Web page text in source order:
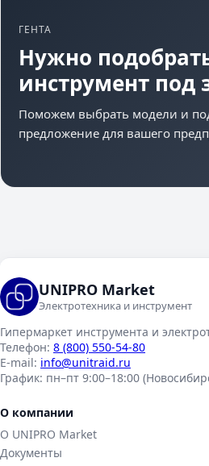
ГЕНТА
Нужно
инструмент под
Поможем выбрать модели и
предложение для вашего
UNIPRO Market
Электротехника и инструмент
Гипермаркет инструмента и
Телефон: 8 (800) 550-54-80
E-mail: info@unitraid.ru
График: пн–пт 9:00–18:00
О компании
О UNIPRO Market
Документы